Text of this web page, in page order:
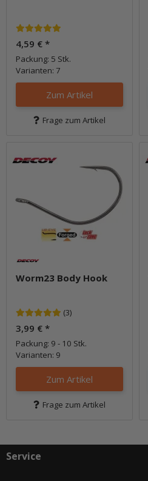
4,59 € *
Packung: 5 Stk.
Varianten: 7
Zum Artikel
Frage zum Artikel
Worm23 Body Hook
(3)
3,99 € *
Packung: 9 - 10 Stk.
Varianten: 9
Zum Artikel
Frage zum Artikel
Service